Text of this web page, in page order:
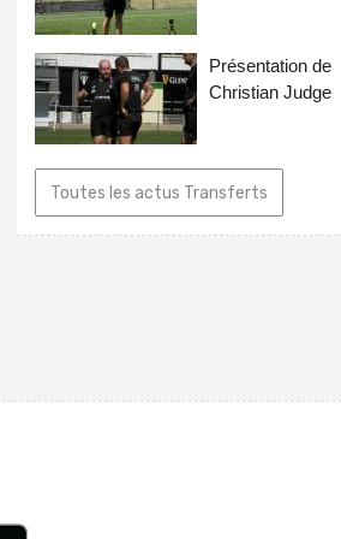
Présentation de
Christian Judge
Toutes les actus Transferts